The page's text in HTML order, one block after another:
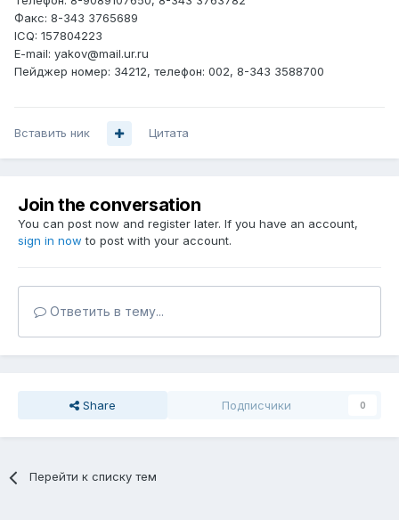
Факс: 8-343 3765689
ICQ: 157804223
E-mail: yakov@mail.ur.ru
Пейджер номер: 34212, телефон: 002, 8-343 3588700
Вставить ник Цитата
Join the conversation
You can post now and register later. If you have an account,
sign in now to post with your account.
Ответить в тему...
Share Подписчики 0
Перейти к списку тем